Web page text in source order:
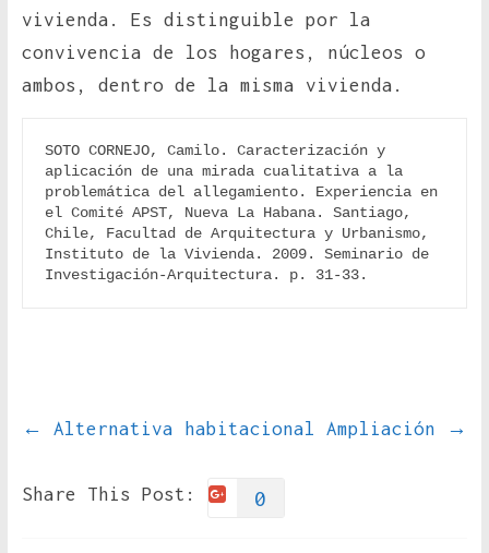
vivienda. Es distinguible por la
convivencia de los hogares, núcleos o
ambos, dentro de la misma vivienda.
SOTO CORNEJO, Camilo. Caracterización y
aplicación de una mirada cualitativa a la
problemática del allegamiento. Experiencia en
el Comité APST, Nueva La Habana. Santiago,
Chile, Facultad de Arquitectura y Urbanismo,
Instituto de la Vivienda. 2009. Seminario de
Investigación-Arquitectura. p. 31-33.
← Alternativa habitacional Ampliación →
Share This Post: 0